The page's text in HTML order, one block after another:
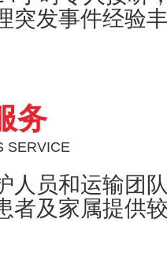
突发事件经验
务
SERVICE
人员和运输团
者及家属提供